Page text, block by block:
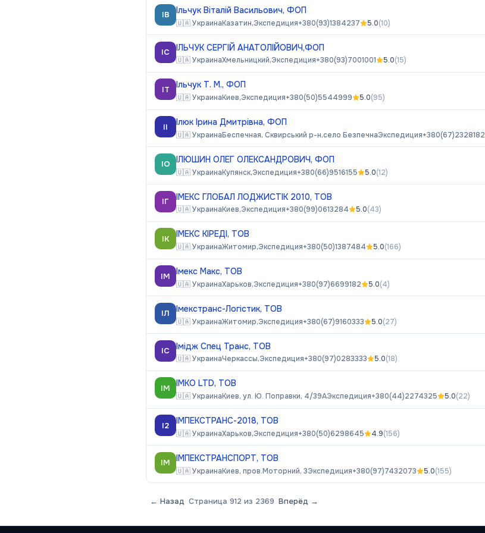
ІВ Ільчук Віталій Васильович, ФОП
🇺🇦УкраинаКазатин,Экспедиция+380(93)1384237 5.0(10)
ІС ІЛЬЧУК СЕРГІЙ АНАТОЛІЙОВИЧ,ФОП
🇺🇦УкраинаХмельницкий,Экспедиция+380(93)7001001 5.0(15)
ІТ Ільчук Т. М., ФОП
🇺🇦УкраинаКиев,Экспедиция+380(50)5544999 5.0(95)
ІІ Ілюк Ірина Дмитрівна, ФОП
🇺🇦УкраинаБеспечная, Сквирський р-н,село БезпечнаЭкспедиция+380(67)2328182
ІО ІЛЮШИН ОЛЕГ ОЛЕКСАНДРОВИЧ, ФОП
🇺🇦УкраинаКупянск,Экспедиция+380(66)9516155 5.0(12)
ІГ ІМЕКС ГЛОБАЛ ЛОДЖИСТІК 2010, ТОВ
🇺🇦УкраинаКиев,Экспедиция+380(99)0613284 5.0(43)
ІК ІМЕКС КІРЕДІ, ТОВ
🇺🇦УкраинаЖитомир,Экспедиция+380(50)1387484 5.0(166)
ІМ Імекс Макс, ТОВ
🇺🇦УкраинаХарьков,Экспедиция+380(97)6699182 5.0(4)
ІЛ Імекстранс-Логістик, ТОВ
🇺🇦УкраинаЖитомир,Экспедиция+380(67)9160333 5.0(27)
ІС Імідж Спец Транс, ТОВ
🇺🇦УкраинаЧеркассы,Экспедиция+380(97)0283333 5.0(18)
ІМ ІМКО LTD, ТОВ
🇺🇦УкраинаКиев, ул. Ю. Поправки, 4/39АЭкспедиция+380(44)2274325 5.0(22)
І2 ІМПЕКСТРАНС-2018, ТОВ
🇺🇦УкраинаХарьков,Экспедиция+380(50)6298645 4.9(156)
ІМ ІМПЕКСТРАНСПОРТ, ТОВ
🇺🇦УкраинаКиев, пров.Моторний, 3Экспедиция+380(97)7432073 5.0(155)
← Назад Страница 912 из 2369 Вперёд →